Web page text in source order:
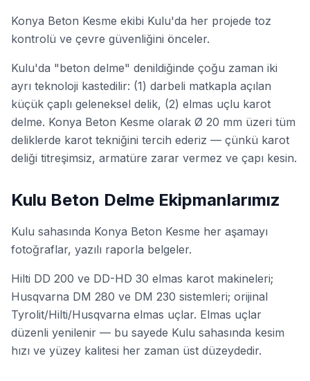
Konya Beton Kesme ekibi Kulu'da her projede toz
kontrolü ve çevre güvenliğini önceler.
Kulu'da "beton delme" denildiğinde çoğu zaman iki
ayrı teknoloji kastedilir: (1) darbeli matkapla açılan
küçük çaplı geleneksel delik, (2) elmas uçlu karot
delme. Konya Beton Kesme olarak Ø 20 mm üzeri tüm
deliklerde karot tekniğini tercih ederiz — çünkü karot
deliği titreşimsiz, armatüre zarar vermez ve çapı kesin.
Kulu Beton Delme Ekipmanlarımız
Kulu sahasında Konya Beton Kesme her aşamayı
fotoğraflar, yazılı raporla belgeler.
Hilti DD 200 ve DD-HD 30 elmas karot makineleri;
Husqvarna DM 280 ve DM 230 sistemleri; orijinal
Tyrolit/Hilti/Husqvarna elmas uçlar. Elmas uçlar
düzenli yenilenir — bu sayede Kulu sahasında kesim
hızı ve yüzey kalitesi her zaman üst düzeydedir.